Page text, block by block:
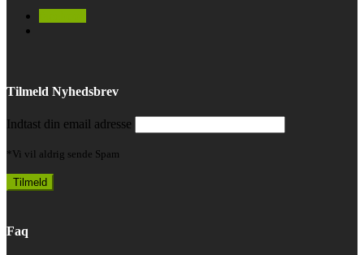
Tilmeld Nyhedsbrev
Indtast din email adresse
*Vi vil aldrig sende Spam
Faq